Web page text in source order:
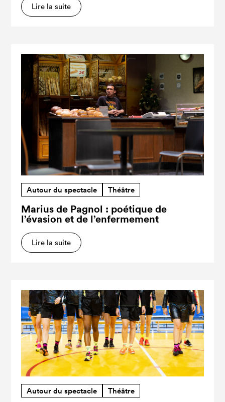
Lire la suite
Autour du spectacle Théâtre
Marius de Pagnol : poétique de
l’évasion et de l’enfermement
Lire la suite
Autour du spectacle Théâtre